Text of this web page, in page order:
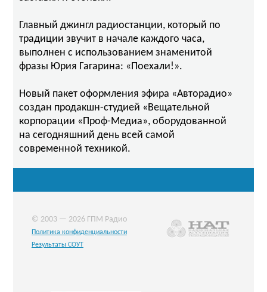
Главный джингл радиостанции, который по
традиции звучит в начале каждого часа,
выполнен с использованием знаменитой
фразы Юрия Гагарина: «Поехали!».
Новый пакет оформления эфира «Авторадио»
создан продакшн-студией «Вещательной
корпорации «Проф-Медиа», оборудованной
на сегодняшний день всей самой
современной техникой.
© 2003 — 2026 ГПМ Радио
Политика конфиденциальности
Результаты СОУТ